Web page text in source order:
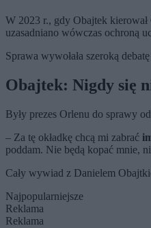
W 2023 r., gdy Obajtek
uzasadniano wówczas ochroną
Sprawa wywołała szeroką
Obajtek: Nigdy się
Były prezes Orlenu do sprawy
– Za tę okładkę chcą mi zabrać
poddam. Nie będą kopać mnie,
Cały wywiad z Danielem
Najpopularniejsze
Reklama
Reklama